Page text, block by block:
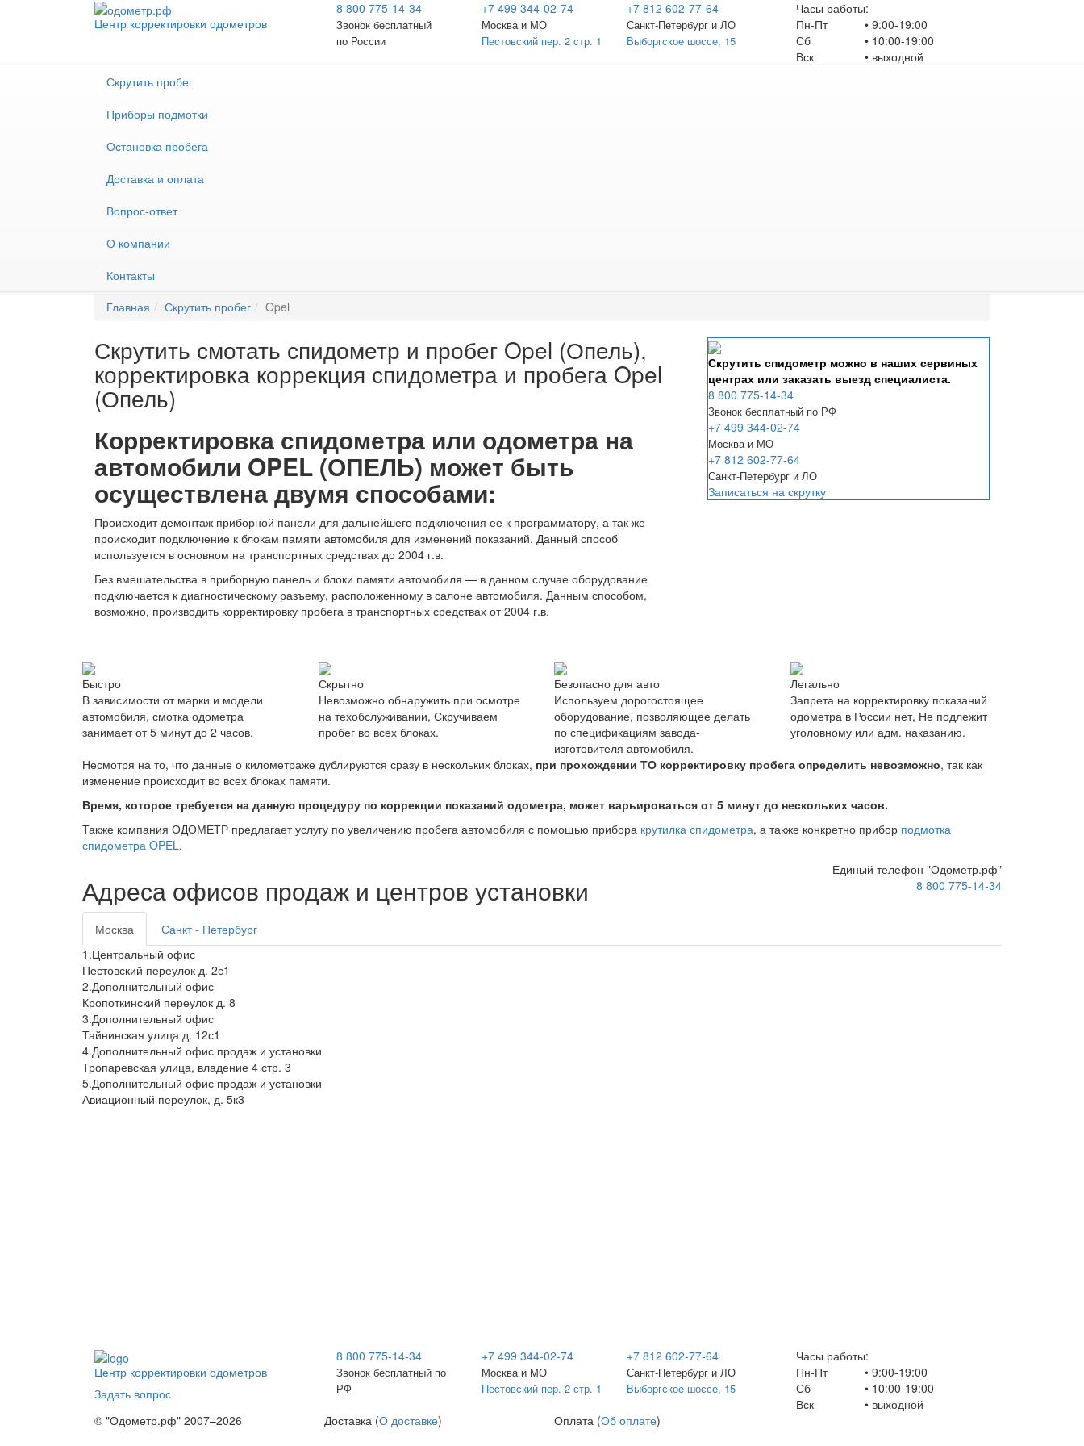
Центр корректировки одометров
8 800 775-14-34
Звонок бесплатный
по России
+7 499 344-02-74
Москва и МО
Пестовский пер. 2 стр. 1
+7 812 602-77-64
Санкт-Петербург и ЛО
Выборгское шоссе, 15
Часы работы:
Пн-Пт
Сб
Вск
• 9:00-19:00
• 10:00-19:00
• выходной
Скрутить пробег
Приборы подмотки
Остановка пробега
Доставка и оплата
Вопрос-ответ
О компании
Контакты
Главная
Скрутить пробег Opel
Скрутить смотать спидометр и пробег Opel (Опель),
корректировка коррекция спидометра и пробега Opel
(Опель)
Корректировка спидометра или одометра на
автомобили OPEL (ОПЕЛЬ) может быть
осуществлена двумя способами:
Происходит демонтаж приборной панели для дальнейшего подключения ее к программатору, а так же
происходит подключение к блокам памяти автомобиля для изменений показаний. Данный способ
используется в основном на транспортных средствах до 2004 г.в.
Без вмешательства в приборную панель и блоки памяти автомобиля — в данном случае оборудование
подключается к диагностическому разъему, расположенному в салоне автомобиля. Данным способом,
возможно, производить корректировку пробега в транспортных средствах от 2004 г.в.
Скрутить спидометр можно в наших сервиных
центрах или заказать выезд специалиста.
8 800 775-14-34
Звонок бесплатный по РФ
+7 499 344-02-74
Москва и МО
+7 812 602-77-64
Санкт-Петербург и ЛО
Записаться на скрутку
Быстро
В зависимости от марки и модели
автомобиля, смотка одометра
занимает от 5 минут до 2 часов.
Скрытно
Невозможно обнаружить при осмотре
на техобслуживании, Скручиваем
пробег во всех блоках.
Безопасно для авто
Используем дорогостоящее
оборудование, позволяющее делать
по спецификациям завода-
изготовителя автомобиля.
Легально
Запрета на корректировку показаний
одометра в России нет, Не подлежит
уголовному или адм. наказанию.
Несмотря на то, что данные о километраже дублируются сразу в нескольких блоках, при прохождении ТО корректировку пробега определить невозможно, так как
изменение происходит во всех блоках памяти.
Время, которое требуется на данную процедуру по коррекции показаний одометра, может варьироваться от 5 минут до нескольких часов.
Также компания ОДОМЕТР предлагает услугу по увеличению пробега автомобиля с помощью прибора крутилка спидометра, а также конкретно прибор подмотка
спидометра OPEL.
Адреса офисов продаж и центров установки
Единый телефон "Одометр.рф"
8 800 775-14-34
Москва
Санкт - Петербург
1.Центральный офис
Пестовский переулок д. 2с1
2.Дополнительный офис
Кропоткинский переулок д. 8
3.Дополнительный офис
Тайнинская улица д. 12с1
4.Дополнительный офис продаж и установки
Тропаревская улица, владение 4 стр. 3
5.Дополнительный офис продаж и установки
Авиационный переулок, д. 5к3
Центр корректировки одометров
Задать вопрос
8 800 775-14-34
Звонок бесплатный по
РФ
+7 499 344-02-74
Москва и МО
Пестовский пер. 2 стр. 1
+7 812 602-77-64
Санкт-Петербург и ЛО
Выборгское шоссе, 15
Часы работы:
Пн-Пт
Сб
Вск
• 9:00-19:00
• 10:00-19:00
• выходной
© "Одометр.рф" 2007–2026
Доставка (О доставке) Оплата (Об оплате)